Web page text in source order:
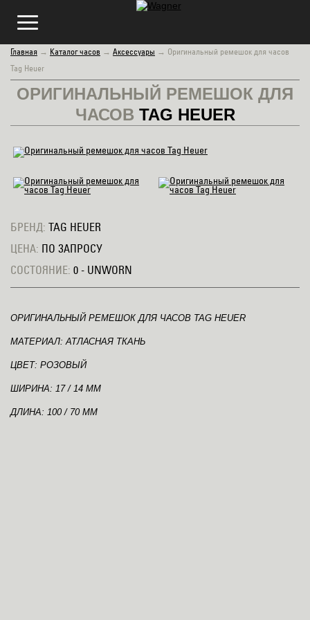
Главная → Каталог часов → Аксессуары → Оригинальный ремешок для часов
Tag Heuer
ОРИГИНАЛЬНЫЙ РЕМЕШОК ДЛЯ
ЧАСОВ TAG HEUER
БРЕНД: TAG HEUER
ЦЕНА: ПО ЗАПРОСУ
СОСТОЯНИЕ: 0 - UNWORN
ОРИГИНАЛЬНЫЙ РЕМЕШОК ДЛЯ ЧАСОВ TAG HEUER
МАТЕРИАЛ: АТЛАСНАЯ ТКАНЬ
ЦВЕТ: РОЗОВЫЙ
ШИРИНА: 17 / 14 ММ
ДЛИНА: 100 / 70 ММ